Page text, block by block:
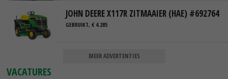
JOHN DEERE X117R ZITMAAIER (HAE) #692764
GEBRUIKT, € 4.285
MEER ADVERTENTIES
VACATURES